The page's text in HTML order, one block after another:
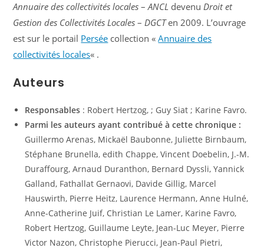
Annuaire des collectivités locales–ANCL devenuDroit et
Gestion des Collectivités Locales–DGCTen 2009. L’ouvrage
est sur le portail Persée collection «Annuaire des
collectivités locales« .
Auteurs
Responsables : Robert Hertzog, ; Guy Siat ; Karine Favro.
Parmi les auteurs ayant contribué à cette chronique :
Guillermo Arenas, Mickaël Baubonne, Juliette Birnbaum,
Stéphane Brunella, edith Chappe, Vincent Doebelin, J.-M.
Duraffourg, Arnaud Duranthon, Bernard Dyssli, Yannick
Galland, Fathallat Gernaovi, Davide Gillig, Marcel
Hauswirth, Pierre Heitz, Laurence Hermann, Anne Hulné,
Anne-Catherine Juif, Christian Le Lamer, Karine Favro,
Robert Hertzog, Guillaume Leyte, Jean-Luc Meyer, Pierre
Victor Nazon, Christophe Pierucci, Jean-Paul Pietri,